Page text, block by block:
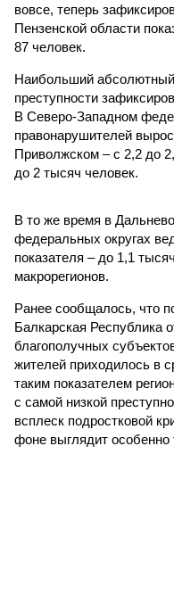
вовсе, теперь
Пензенской области
87 человек.
Наибольший абсолютный
преступности
В Северо-Западном
правонарушителей
Приволжском – с 2,2 до
до 2 тысяч человек.
В то же время в
федеральных округах
показателя – до 1,1
макрорегионов.
Ранее сообщалось, что
Балкарская Республика
благополучных
жителей приходилось в
таким показателем
с самой низкой
всплеск подростковой
фоне выглядит особенно